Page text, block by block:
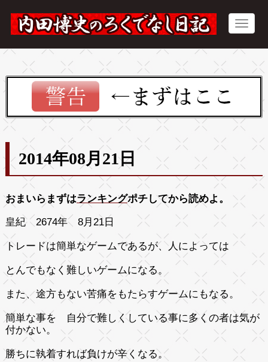
2014年08月21日
おまいらまずはランキングポチしてから読めよ。
皇紀 2674年 8月21日
トレードは簡単なゲームであるが、人によっては
とんでもなく難しいゲームになる。
また、途方もない苦痛をもたらすゲームにもなる。
簡単な事を 自分で難しくしている事に多くの者は気が
付かない。
勝ちに執着すれば負けが辛くなる。